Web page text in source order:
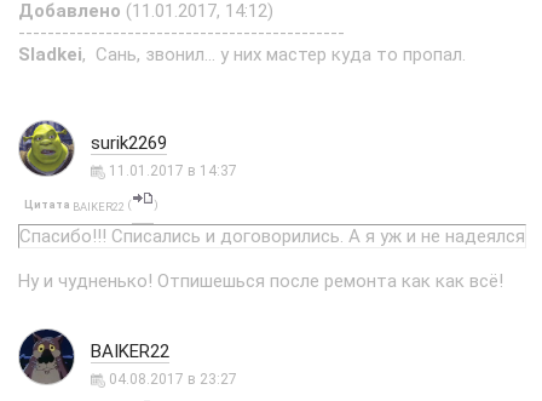
Добавлено (11.01.2017, 14:12)
---------------------------------------------
Sladkei, Сань, звонил... у них мастер куда то пропал.
surik2269
11.01.2017 в 14:37
Цитата BAIKER22 ( )
Спасибо!!! Списались и договорились. А я уж и не надеялся
Ну и чудненько! Отпишешься после ремонта как как всё!
BAIKER22
04.08.2017 в 23:27